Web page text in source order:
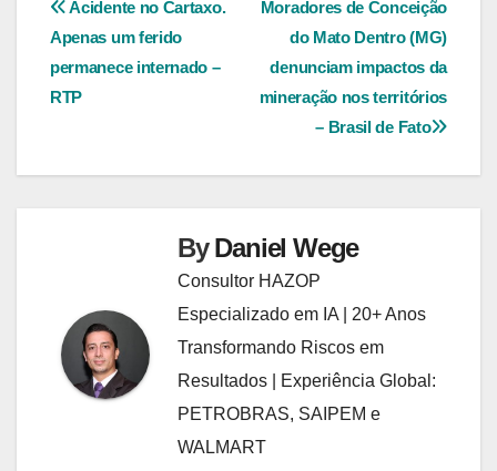
Navegação
de
Post
Moradores de Conceição
do Mato Dentro (MG)
denunciam impactos da
mineração nos territórios
– Brasil de Fato
Acidente no Cartaxo.
Apenas um ferido
permanece internado –
RTP
ByDaniel Wege
Consultor HAZOP
Especializado em IA | 20+ Anos
Transformando Riscos em
Resultados | Experiência Global:
PETROBRAS, SAIPEM e
WALMART